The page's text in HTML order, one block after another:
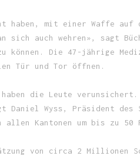
haben, mit einer Waffe auf
sich auch wehren», sagt
Die 47-jährige
Tür und Tor öffnen.
haben die Leute
Daniel Wyss, Präsident des
Kantonen um bis zu 50
von circa 2 Millionen